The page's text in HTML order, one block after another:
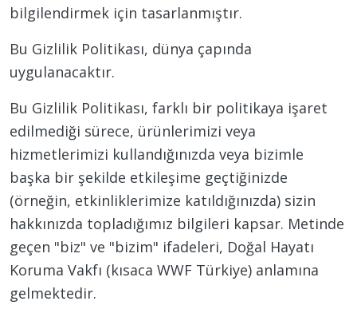
bilgilendirmek için tasarlanmıştır.
Bu Gizlilik Politikası, dünya çapında
uygulanacaktır.
Bu Gizlilik Politikası, farklı bir politikaya işaret
edilmediği sürece, ürünlerimizi veya
hizmetlerimizi kullandığınızda veya bizimle
başka bir şekilde etkileşime geçtiğinizde
(örneğin, etkinliklerimize katıldığınızda) sizin
hakkınızda topladığımız bilgileri kapsar. Metinde
geçen "biz" ve "bizim" ifadeleri, Doğal Hayatı
Koruma Vakfı (kısaca WWF Türkiye) anlamına
gelmektedir.